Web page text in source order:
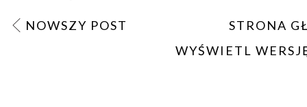
NOWSZY POST
STRONA
WYŚWIETL